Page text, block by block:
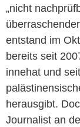
„nicht
entstand im
bereits seit
innehat und
herausgibt.
Journalist an